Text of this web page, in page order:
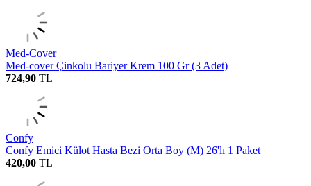
Med-Cover
Med-cover Çinkolu Bariyer Krem 100 Gr (3 Adet)
724,90 TL
Confy
Confy Emici Külot Hasta Bezi Orta Boy (M) 26'lı 1 Paket
420,00 TL